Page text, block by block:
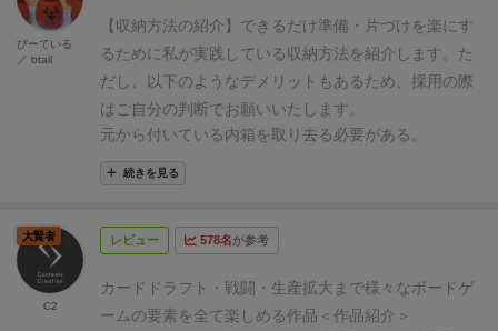
【収納方法の紹介】 できるだけ準備・片づけを楽にす
るために私が実践している収納方法を紹介します。た
だし、以下のようなデメリットもあるため、採用の際
はご自分の判断でお願いいたします。
元から付いている内箱を取り去る必要がある。
メインボードを箱の底にしまうので、メインボードが
取り出しにくくなる。
張なしの場合の収納にも参考になるかと思います。
ヤーエイドカードと建物カードはセリアの45枚用トレ
ーディングカードケースへ。あらかじめ各プレイヤー
続きを見る
びーている
／ btail
レビュー 578名が参考
カードドラフト・戦闘・生産拡大まで様々なボードゲ
ームの要素を全て楽しめる作品 ＜作品紹介＞
大賢者
C2